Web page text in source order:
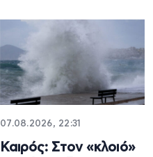
07.08.2026, 22:31
Καιρός: Στον «κλοιό»